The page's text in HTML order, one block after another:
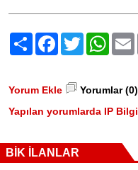
PaylaşFacebook
Twitter
Yorum Ekle
Yorumlar (0)
Yapılan yorumlarda IP
BİK İLANLAR